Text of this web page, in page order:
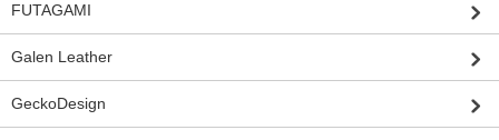
FUTAGAMI
Galen Leather
GeckoDesign